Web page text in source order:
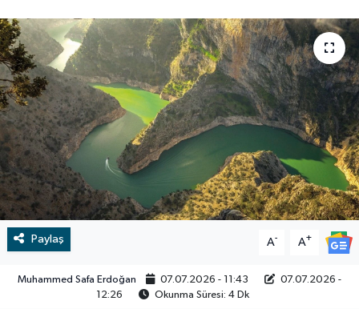
Paylaş A- A+
Muhammed Safa Erdoğan 07.07.2026 - 11:43
07.07.2026 -
12:26
Okunma Süresi: 4 Dk
BİLİM VE TEKNOLOJİ
Yaşam
Tarih
Çevre
Dünya
İletişim
Künye
SPOR